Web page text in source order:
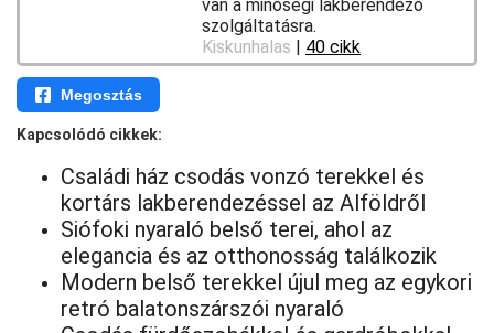
van a minőségi lakberendező
szolgáltatásra.
Kiskunhalas
40 cikk
Megosztás
Kapcsolódó cikkek:
Családi ház csodás vonzó terekkel és
kortárs lakberendezéssel az Alföldről
Siófoki nyaraló belső terei, ahol az
elegancia és az otthonosság találkozik
Modern belső terekkel újul meg az egykori
retró balatonszárszói nyaraló